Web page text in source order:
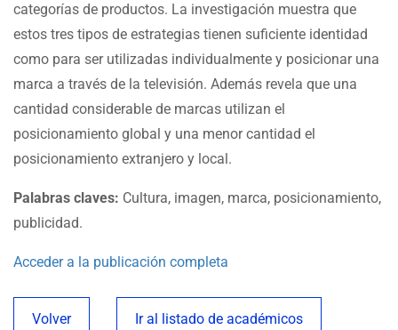
categorías de productos. La investigación muestra que
estos tres tipos de estrategias tienen suficiente identidad
como para ser utilizadas individualmente y posicionar una
marca a través de la televisión. Además revela que una
cantidad considerable de marcas utilizan el
posicionamiento global y una menor cantidad el
posicionamiento extranjero y local.
Palabras claves: Cultura, imagen, marca, posicionamiento,
publicidad.
Acceder a la publicación completa
Volver Ir al listado de académicos